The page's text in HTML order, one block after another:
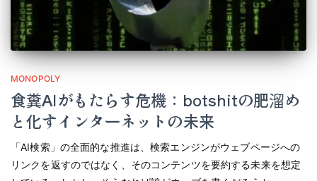
MONOPOLY
食糞AIがもたらす危機：botshitの肥溜め
と化すインターネットの未来
「AI検索」の全面的な推進は、検索エンジンがウェブページへの
リンクを返すのではなく、そのコンテンツを要約する未来を想定